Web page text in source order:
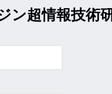
ン超情報技術